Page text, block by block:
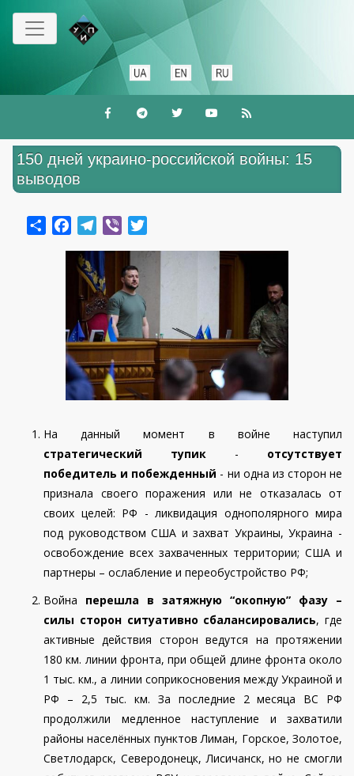
Перейти
основному
150 дней украино-российской войны: 15
выводов
ShareFacebookTelegram
Viber
На данный момент в войне наступил
стратегический тупик - отсутствует
победитель и побежденный - ни одна из сторон не
признала своего поражения или не отказалась от
своих целей: РФ - ликвидация однополярного мира
под руководством США и захват Украины, Украина -
освобождение всех захваченных территории; США и
партнеры – ослабление и переобустройство РФ;
Война перешла в затяжную “окопную” фазу –
силы сторон ситуативно сбалансировались, где
активные действия сторон ведутся на протяжении
180 км. линии фронта, при общей длине фронта около
1 тыс. км., а линии соприкосновения между Украиной и
РФ – 2,5 тыс. км. За последние 2 месяца ВС РФ
продолжили медленное наступление и захватили
районы населённых пунктов Лиман, Горское, Золотое,
Светлодарск, Северодонецк, Лисичанск, но не смогли